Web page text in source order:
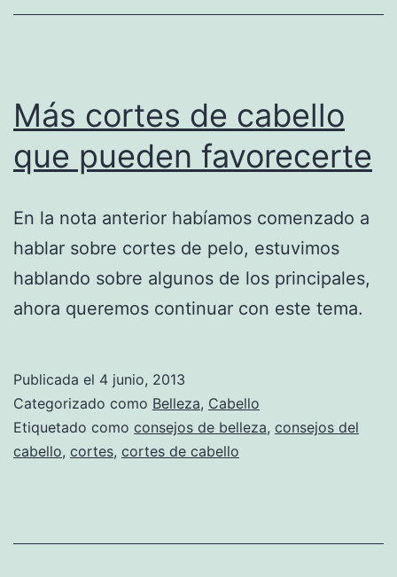
Más cortes de cabello
que pueden favorecerte
En la nota anterior habíamos comenzado a
hablar sobre cortes de pelo, estuvimos
hablando sobre algunos de los principales,
ahora queremos continuar con este tema.
Publicada el 4 junio, 2013
Categorizado como Belleza, Cabello
Etiquetado como consejos de belleza, consejos del
cabello, cortes, cortes de cabello